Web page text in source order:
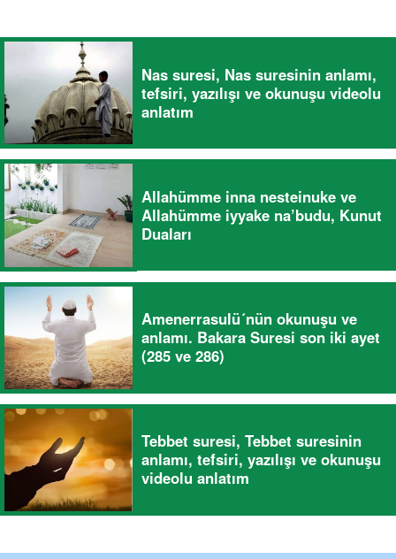
Nas suresi, Nas suresinin anlamı,
tefsiri, yazılışı ve okunuşu videolu
anlatım
Allahümme inna nesteinuke ve
Allahümme iyyake na’budu, Kunut
Duaları
Amenerrasulü´nün okunuşu ve
anlamı. Bakara Suresi son iki ayet
(285 ve 286)
Tebbet suresi, Tebbet suresinin
anlamı, tefsiri, yazılışı ve okunuşu
videolu anlatım